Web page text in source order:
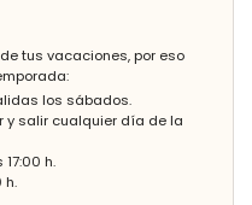
estancia repetiremos,
ubicación y vistas del
tus vacaciones, por eso
los sábados.
y salir cualquier día de la
h.
h.